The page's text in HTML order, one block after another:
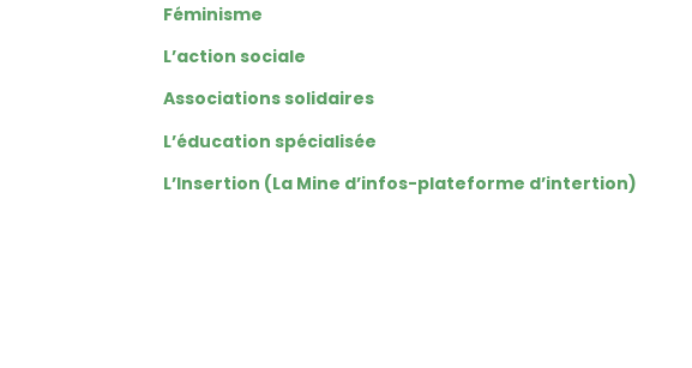
Féminisme
L’action sociale
Associations solidaires
L’éducation spécialisée
L’Insertion (La Mine d’infos-plateforme d’intertion)